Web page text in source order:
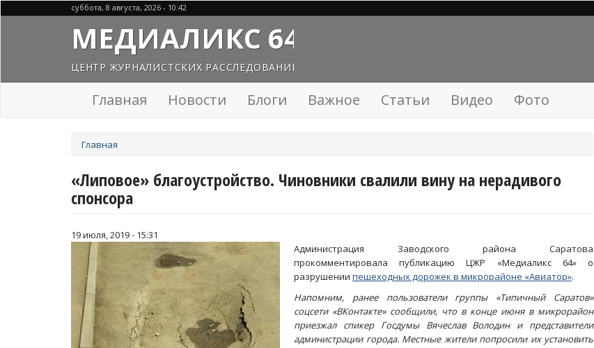
суббота, 8 августа, 2026 - 10:42
МЕДИАЛИКС 64
ЦЕНТР ЖУРНАЛИСТСКИХ РАССЛЕДОВАНИЙ
Главная Новости Блоги Важное Статьи Видео Фото
здесь
Главная
«Липовое» благоустройство. Чиновники свалили вину на нерадивого
спонсора
19 июля, 2019 - 15:31
Администрация Заводского района Саратова
прокомментировала публикацию ЦЖР «Медиаликс 64» о
разрушении пешеходных дорожек в микрорайоне «Авиатор».
Напомним, ранее пользователи группы «Типичный Саратов»
соцсети «ВКонтакте» сообщили, что в конце июня в микрорайон
приезжал спикер Госдумы Вячеслав Володин и представители
администрации города. Местные жители попросили их установить